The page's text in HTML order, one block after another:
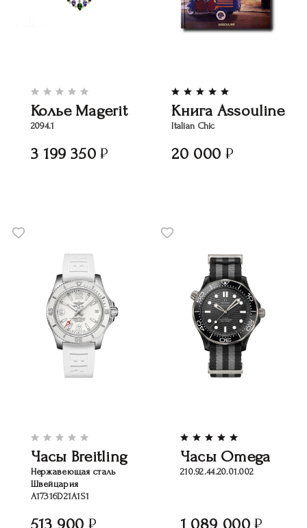
Колье Magerit
2094.1
3 199 350
Книга Assouline
Italian Chic
20 000
Часы Breitling
Нержавеющая сталь
Швейцария
A17316D21A1S1
513 900
Часы Omega
210.92.44.20.01.002
1 089 000